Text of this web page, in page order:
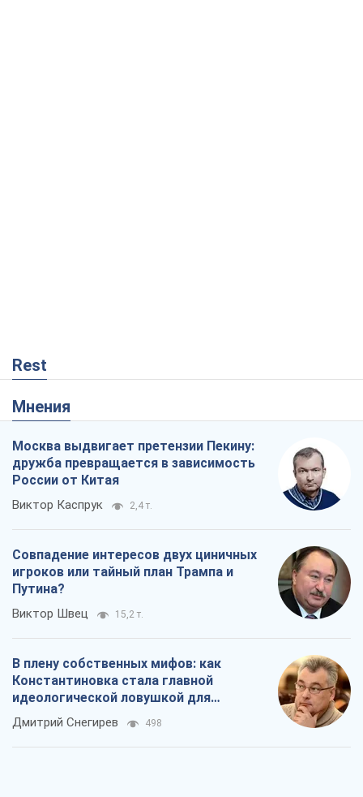
Rest
Мнения
Москва выдвигает претензии Пекину:
дружба превращается в зависимость
России от Китая
Виктор Каспрук 2,4 т.
Совпадение интересов двух циничных
игроков или тайный план Трампа и
Путина?
Виктор Швец 15,2 т.
В плену собственных мифов: как
Константиновка стала главной
идеологической ловушкой для
российских оккупантов
Дмитрий Снегирев 498